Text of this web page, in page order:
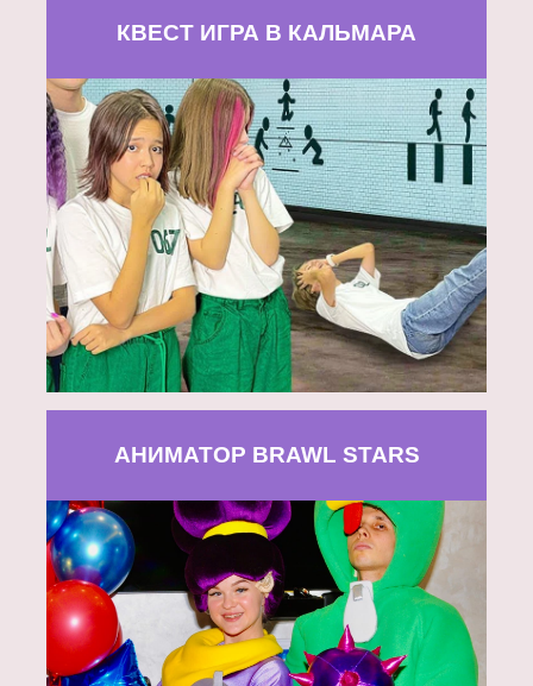
КВЕСТ ИГРА В КАЛЬМАРА
АНИМАТОР BRAWL STARS